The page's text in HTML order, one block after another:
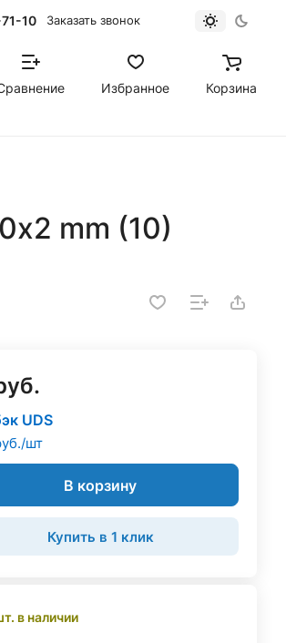
10 Заказать звонок
Избранное Корзина
mm (10)
UDS
шт
В корзину
Купить в 1 клик
в наличии